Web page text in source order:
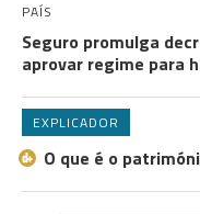
PAÍS
Seguro promulga
aprovar regime para
EXPLICADOR
O que é o